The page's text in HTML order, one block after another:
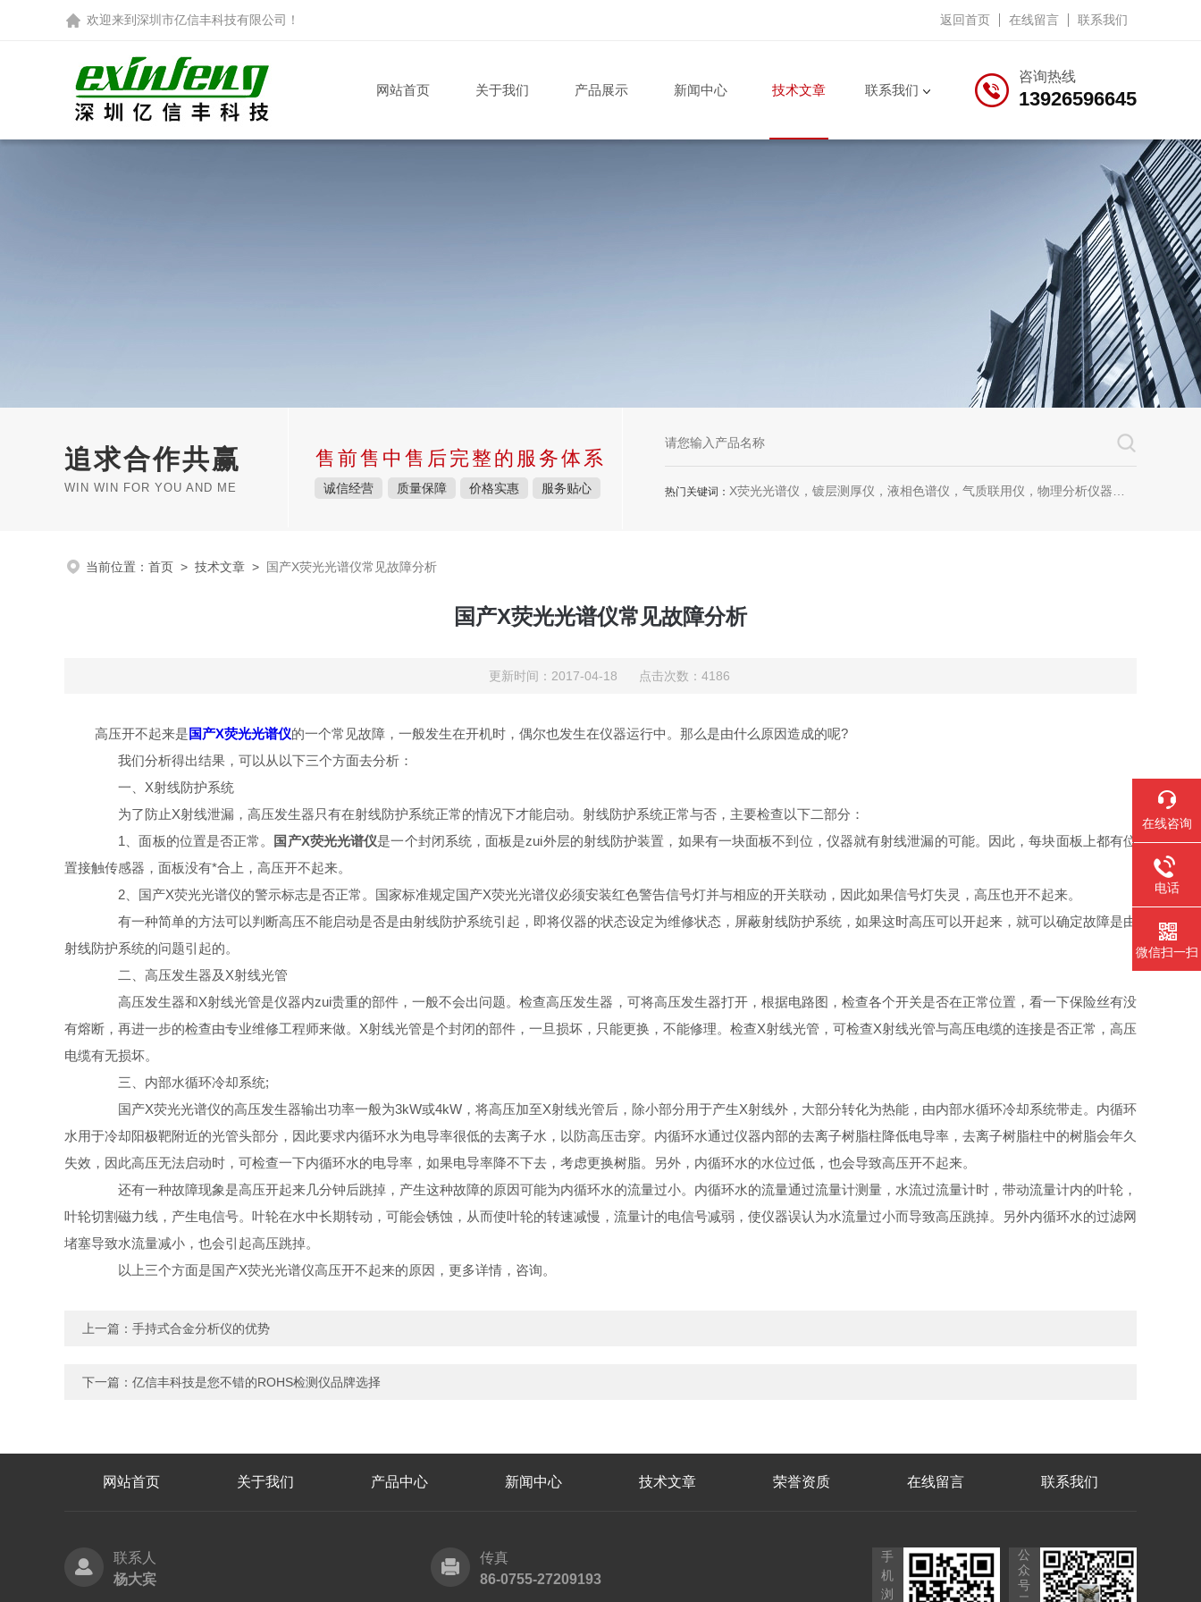
欢迎来到 深圳市亿信丰科技有限公司 ！ 返回首页 在线留言 联系我们
咨询热线
13926596645
网站首页 关于我们 产品展示 新闻中心 技术文章 联系我们
追求合作共赢
WIN WIN FOR YOU AND ME
售前售中售后完整的服务体系
诚信经营 质量保障 价格实惠 服务贴心 热门关键词： X荧光光谱仪，镀层测厚仪，液相色谱仪，气质联用仪，物理分析仪器，化学分析仪器
当前位置： 首页 > 技术文章 > 国产X荧光光谱仪常见故障分析
国产X荧光光谱仪常见故障分析
更新时间：2017-04-18 点击次数：4186
高压开不起来是国产X荧光光谱仪的一个常见故障，一般发生在开机时，偶尔也发生在仪器运行中。那么是由什么原因造成的呢?
我们分析得出结果，可以从以下三个方面去分析：
一、X射线防护系统
为了防止X射线泄漏，高压发生器只有在射线防护系统正常的情况下才能启动。射线防护系统正常与否，主要检查以下二部分：
1、面板的位置是否正常。
国产X荧光光谱仪是一个封闭系统，面板是zui外层的射线防护装置，如果有一块面板不到位，仪器就有射线泄漏的可能。因此，每块面板上都有位
置接触传感器，面板没有*合上，高压开不起来。
2、国产X荧光光谱仪的警示标志是否正常。国家标准规定国产X荧光光谱仪必须安装红色警告信号灯并与相应的开关联动，因此如果信号灯失灵，高压也开不起来。
有一种简单的方法可以判断高压不能启动是否是由射线防护系统引起，即将仪器的状态设定为维修状态，屏蔽射线防护系统，如果这时高压可以开起来，就可以确定故障是由
射线防护系统的问题引起的。
二、高压发生器及X射线光管
高压发生器和X射线光管是仪器内zui贵重的部件，一般不会出问题。检查高压发生器，可将高压发生器打开，根据电路图，检查各个开关是否在正常位置，看一下保险丝有没
有熔断，再进一步的检查由专业维修工程师来做。X射线光管是个封闭的部件，一旦损坏，只能更换，不能修理。检查X射线光管，可检查X射线光管与高压电缆的连接是否正常，高压
电缆有无损坏。
三、内部水循环冷却系统;
国产X荧光光谱仪的高压发生器输出功率一般为3kW或4kW，将高压加至X射线光管后，除小部分用于产生X射线外，大部分转化为热能，由内部水循环冷却系统带走。内循环
水用于冷却阳极靶附近的光管头部分，因此要求内循环水为电导率很低的去离子水，以防高压击穿。内循环水通过仪器内部的去离子树脂柱降低电导率，去离子树脂柱中的树脂会年久
失效，因此高压无法启动时，可检查一下内循环水的电导率，如果电导率降不下去，考虑更换树脂。另外，内循环水的水位过低，也会导致高压开不起来。
还有一种故障现象是高压开起来几分钟后跳掉，产生这种故障的原因可能为内循环水的流量过小。内循环水的流量通过流量计测量，水流过流量计时，带动流量计内的叶轮，
叶轮切割磁力线，产生电信号。叶轮在水中长期转动，可能会锈蚀，从而使叶轮的转速减慢，流量计的电信号减弱，使仪器误认为水流量过小而导致高压跳掉。另外内循环水的过滤网
堵塞导致水流量减小，也会引起高压跳掉。
以上三个方面是国产X荧光光谱仪高压开不起来的原因，更多详情，咨询。
上一篇： 手持式合金分析仪的优势
下一篇： 亿信丰科技是您不错的ROHS检测仪品牌选择
网站首页 关于我们 产品中心 新闻中心 技术文章 荣誉资质 在线留言 联系我们
联系人
杨大宾
传真
86-0755-27209193
手
机
浏
公
众
号
在线咨询
电话
微信扫一扫